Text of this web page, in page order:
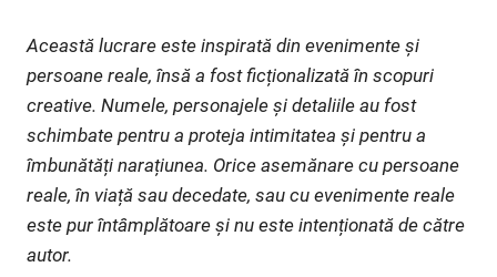
Această lucrare este inspirată din evenimente și
persoane reale, însă a fost ficționalizată în scopuri
creative. Numele, personajele și detaliile au fost
schimbate pentru a proteja intimitatea și pentru a
îmbunătăți narațiunea. Orice asemănare cu persoane
reale, în viață sau decedate, sau cu evenimente reale
este pur întâmplătoare și nu este intenționată de către
autor.